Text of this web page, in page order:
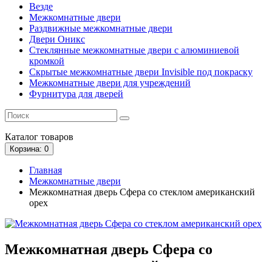
Везде
Межкомнатные двери
Раздвижные межкомнатные двери
Двери Оникс
Стеклянные межкомнатные двери с алюминиевой
кромкой
Скрытые межкомнатные двери Invisible под покраску
Межкомнатные двери для учреждений
Фурнитура для дверей
Каталог товаров
Корзина: 0
Главная
Межкомнатные двери
Межкомнатная дверь Сфера со стеклом американский
орех
Межкомнатная дверь Сфера со